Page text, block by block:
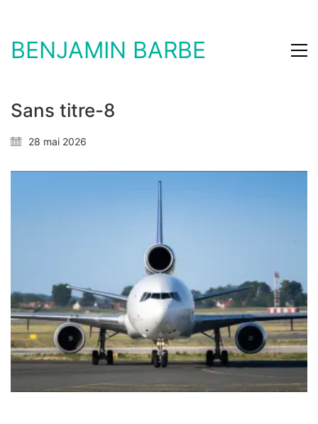
BENJAMIN BARBE
Sans titre-8
28 mai 2026